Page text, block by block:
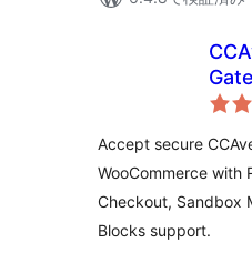
Accept secure
WooCommerce with
Checkout, Sandbox
Blocks support.